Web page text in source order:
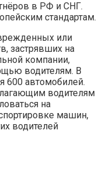
в РФ и СНГ.
стандартам.
или
застрявших на
компании,
водителям. В
600 автомобилей.
водителям
на
машин,
водителей